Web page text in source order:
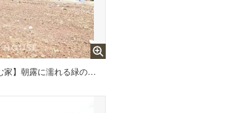
【五感で愉しむ家】朝露に濡れる緑の香り、夕暮れに染まる空の色彩。季節が奏でる旋律をBGMに、大切な人と語らう贅沢。ただそこにいるだけで心がほどけていく、そんな優しさに満ちた至福の聖域です。